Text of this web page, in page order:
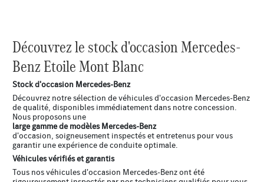
Découvrez le stock d'occasion Mercedes-
Benz Etoile Mont Blanc
Stock d'occasion Mercedes-Benz
Découvrez notre sélection de véhicules d'occasion Mercedes-Benz
de qualité, disponibles immédiatement dans notre concession.
Nous proposons une
large gamme de modèles Mercedes-Benz
d'occasion, soigneusement inspectés et entretenus pour vous
garantir une expérience de conduite optimale.
Véhicules vérifiés et garantis
Tous nos véhicules d'occasion Mercedes-Benz ont été